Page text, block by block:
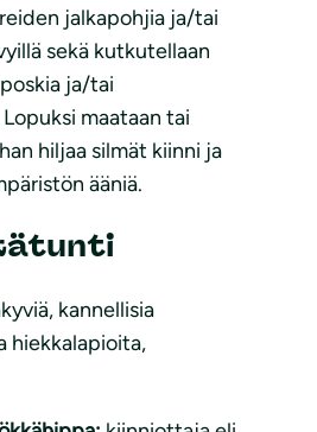
jalkapohjia ja/tai
sekä kutkutellaan
ja/tai
maataan tai
hiljaa silmät kiinni ja
ääniä.
kannellisia
hiekkalapioita,